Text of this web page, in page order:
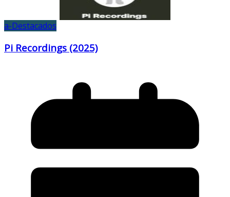
a-Destacados
Pi Recordings (2025)